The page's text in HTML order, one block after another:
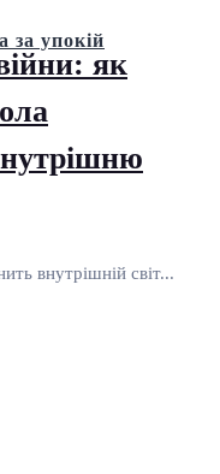
за упокій
як
внутрішній світ...